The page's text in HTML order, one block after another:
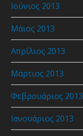
Ιούνιος 2013
Μάιος 2013
Απρίλιος 2013
Μάρτιος 2013
Φεβρουάριος 2013
Ιανουάριος 2013